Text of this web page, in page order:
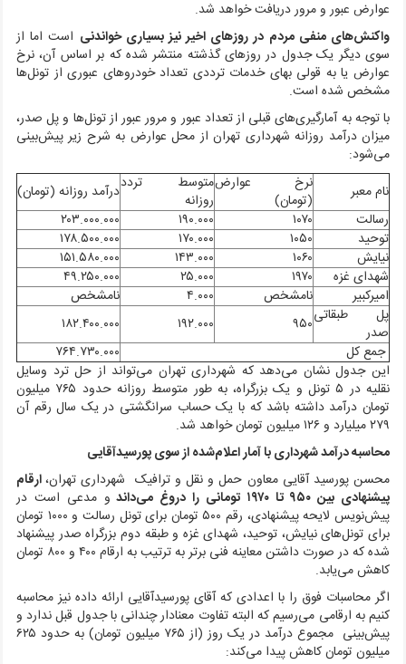
عوارض عبور و مرور دریافت خواهد شد.
واکنش‌های منفی مردم در روزهای اخیر نیز بسیاری خواندنی است اما از
سوی دیگر یک جدول در روزهای گذشته منتشر شده که بر اساس آن، نرخ
عوارض یا به قولی بهای خدمات ترددی تعداد خودروهای عبوری از تونل‌ها
مشخص شده است.
با توجه به آمارگیری‌های قبلی از تعداد عبور و مرور عبور از تونل‌ها و پل صدر،
میزان درآمد روزانه شهرداری تهران از محل عوارض به شرح زیر پیش‌بینی
می‌شود:
نام معبر
نرخ عوارض
(تومان)
متوسط تردد
روزانه
درآمد روزانه (تومان)
رسالت
۱۰۷۰ ۱۹۰.۰۰۰
۲۰۳.۰۰۰.۰۰۰
توحید
۱۰۵۰ ۱۷۰.۰۰۰
۱۷۸.۵۰۰.۰۰۰
نیایش
۱۰۶۰ ۱۴۳.۰۰۰
۱۵۱.۵۸۰.۰۰۰
شهدای غزه
۱۹۷۰ ۲۵.۰۰۰
۴۹.۲۵۰.۰۰۰
امیرکبیر
نامشخص ۴.۰۰۰
نامشخص
پل طبقاتی
صدر
۹۵۰ ۱۹۲.۰۰۰
۱۸۲.۴۰۰.۰۰۰
جمع کل
۷۶۴.۷۳۰.۰۰۰
این جدول نشان می‌دهد که شهرداری تهران می‌تواند از حل ترد وسایل
نقلیه در ۵ تونل و یک بزرگراه، به طور متوسط روزانه حدود ۷۶۵ میلیون
تومان درآمد داشته باشد که با یک حساب سرانگشتی در یک سال رقم آن
۲۷۹ میلیارد و ۱۲۶ میلیون تومان خواهد شد.
محاسبه درآمد شهرداری با آمار اعلام‌شده از سوی پورسیدآقایی
محسن پورسید آقایی معاون حمل و نقل و ترافیک شهرداری تهران،ارقام
پیشنهادی بین ۹۵۰ تا ۱۹۷۰ تومانی را دروغ می‌داند
و مدعی است در
پیش‌نویس لایحه پیشنهادی، رقم ۵۰۰ تومان برای تونل رسالت و ۱۰۰۰ تومان
برای تونل‌های نیایش، توحید، شهدای غزه و طبقه دوم بزرگراه صدر پیشنهاد
شده که در صورت داشتن معاینه فنی برتر به ترتیب به ارقام ۴۰۰ و ۸۰۰ تومان
کاهش می‌یابد.
اگر محاسبات فوق را با اعدادی که آقای پورسیدآقایی ارائه داده نیز محاسبه
کنیم به ارقامی می‌رسیم که البته تفاوت معنادار چندانی با جدول قبل ندارد و
پیش‌بینی مجموع درآمد در یک روز (از ۷۶۵ میلیون تومان) به حدود ۶۲۵
میلیون تومان کاهش پیدا می‌کند: